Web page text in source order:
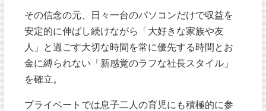
その信念の元、日々一台のパソコンだけで収益を
安定的に伸ばし続けながら「大好きな家族や友
人」と過ごす大切な時間を常に優先する時間とお
金に縛られない「新感覚のラフな社長スタイル」
を確立。
プライベートでは息子二人の育児にも積極的に参